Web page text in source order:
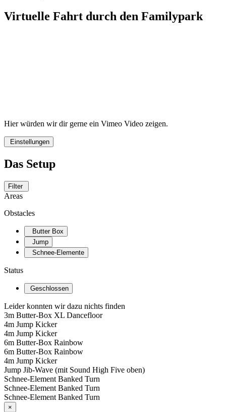
Virtuelle Fahrt durch den Familypark
Hier würden wir dir gerne ein Vimeo Video zeigen.
Einstellungen
Das Setup
Filter
Areas
Obstacles
Butter Box
Jump
Schnee-Elemente
Status
Geschlossen
Leider konnten wir dazu nichts finden
3m Butter-Box XL Dancefloor
4m Jump Kicker
4m Jump Kicker
6m Butter-Box Rainbow
6m Butter-Box Rainbow
4m Jump Kicker
Jump Jib-Wave (mit Sound High Five oben)
Schnee-Element Banked Turn
Schnee-Element Banked Turn
Schnee-Element Banked Turn
×